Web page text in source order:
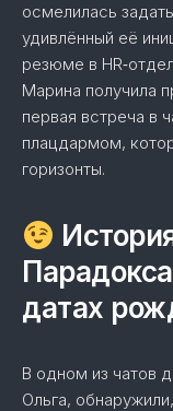
осмелилась
удивлённый её
резюме в
Марина получила
первая встреча в
плацдармом,
горизонты.
датах
В одном из чатов
Ольга,